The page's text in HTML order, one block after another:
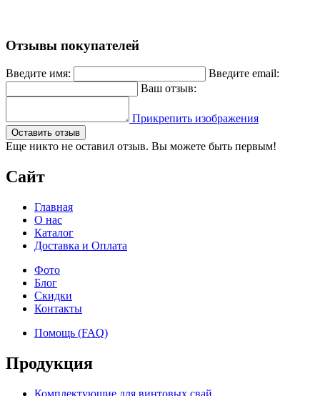
Отзывы покупателей
Введите имя:
Введите email:
Ваш отзыв:
Прикрепить изображения
Оставить отзыв
Еще никто не оставил отзыв. Вы можете быть первым!
Сайт
Главная
О нас
Каталог
Доставка и Оплата
Фото
Блог
Скидки
Контакты
Помощь (FAQ)
Продукция
Комплектующие для винтовых свай